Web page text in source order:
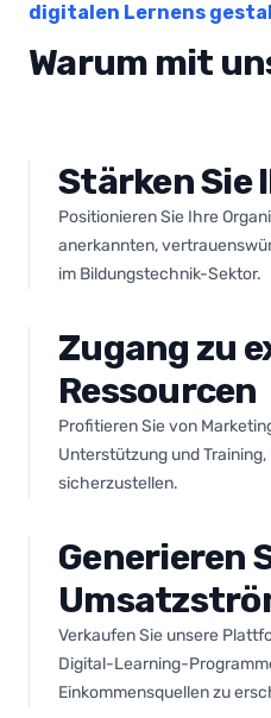
digitalen Lernens
Warum mit
Positionieren Sie Ihre
anerkannten,
im Bildungstechnik-Sektor.
Stärken Sie
Profitieren Sie von
Unterstützung und
sicherzustellen.
Zugang zu
Ressourcen
Verkaufen Sie unsere
Digital-Learning-
Einkommensquellen zu
Generieren